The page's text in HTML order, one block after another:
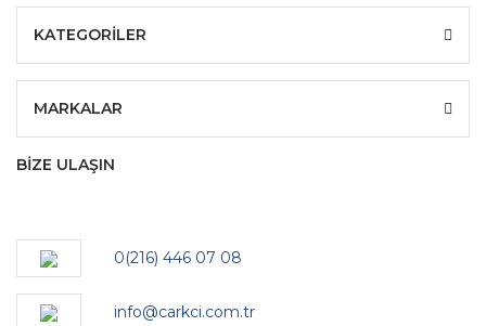
KATEGORİLER
MARKALAR
BİZE ULAŞIN
0(216) 446 07 08
info@carkci.com.tr